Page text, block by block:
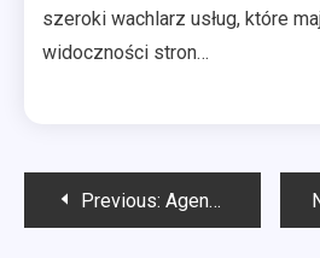
szeroki wachlarz usług, które
widoczności stron…
Nawigacja
Previous: Agencja SEO Gdańsk